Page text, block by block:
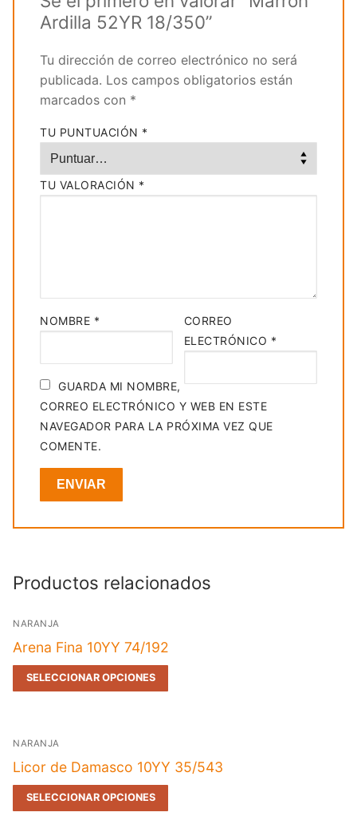
Ardilla 52YR 18/350”
Tu dirección de correo electrónico no será
publicada. Los campos obligatorios están
marcados con *
TU PUNTUACIÓN *
TU VALORACIÓN *
NOMBRE *
CORREO
ELECTRÓNICO *
GUARDA MI NOMBRE,
CORREO ELECTRÓNICO Y WEB EN ESTE
NAVEGADOR PARA LA PRÓXIMA VEZ QUE
COMENTE.
Productos relacionados
NARANJA
Arena Fina 10YY 74/192
SELECCIONAR OPCIONES
NARANJA
Licor de Damasco 10YY 35/543
SELECCIONAR OPCIONES